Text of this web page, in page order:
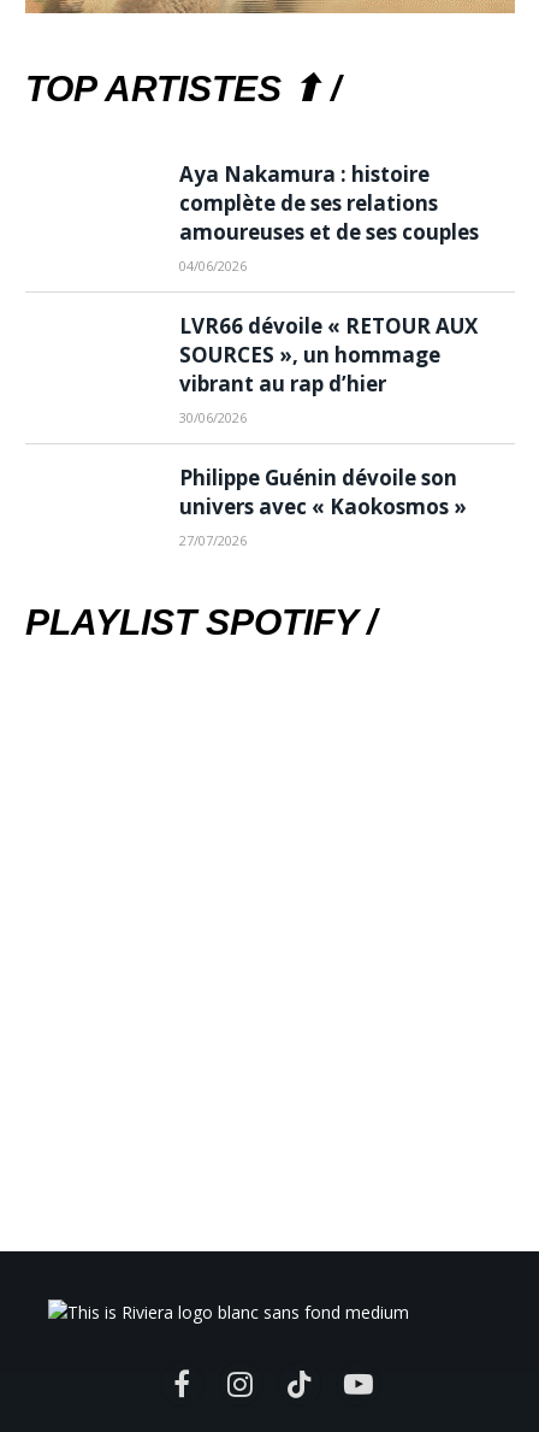
TOP ARTISTES ⬆ /
Aya Nakamura : histoire
complète de ses relations
amoureuses et de ses couples
04/06/2026
LVR66 dévoile « RETOUR AUX
SOURCES », un hommage
vibrant au rap d’hier
30/06/2026
Philippe Guénin dévoile son
univers avec « Kaokosmos »
27/07/2026
PLAYLIST SPOTIFY /
FacebookInstagramTikTok YouTube